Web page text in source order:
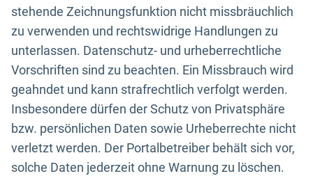
stehende Zeichnungsfunktion nicht missbräuchlich
zu verwenden und rechtswidrige Handlungen zu
unterlassen. Datenschutz- und urheberrechtliche
Vorschriften sind zu beachten. Ein Missbrauch wird
geahndet und kann strafrechtlich verfolgt werden.
Insbesondere dürfen der Schutz von Privatsphäre
bzw. persönlichen Daten sowie Urheberrechte nicht
verletzt werden. Der Portalbetreiber behält sich vor,
solche Daten jederzeit ohne Warnung zu löschen.